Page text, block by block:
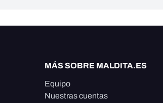
MÁS SOBRE MALDITA.ES
Equipo
Nuestras cuentas